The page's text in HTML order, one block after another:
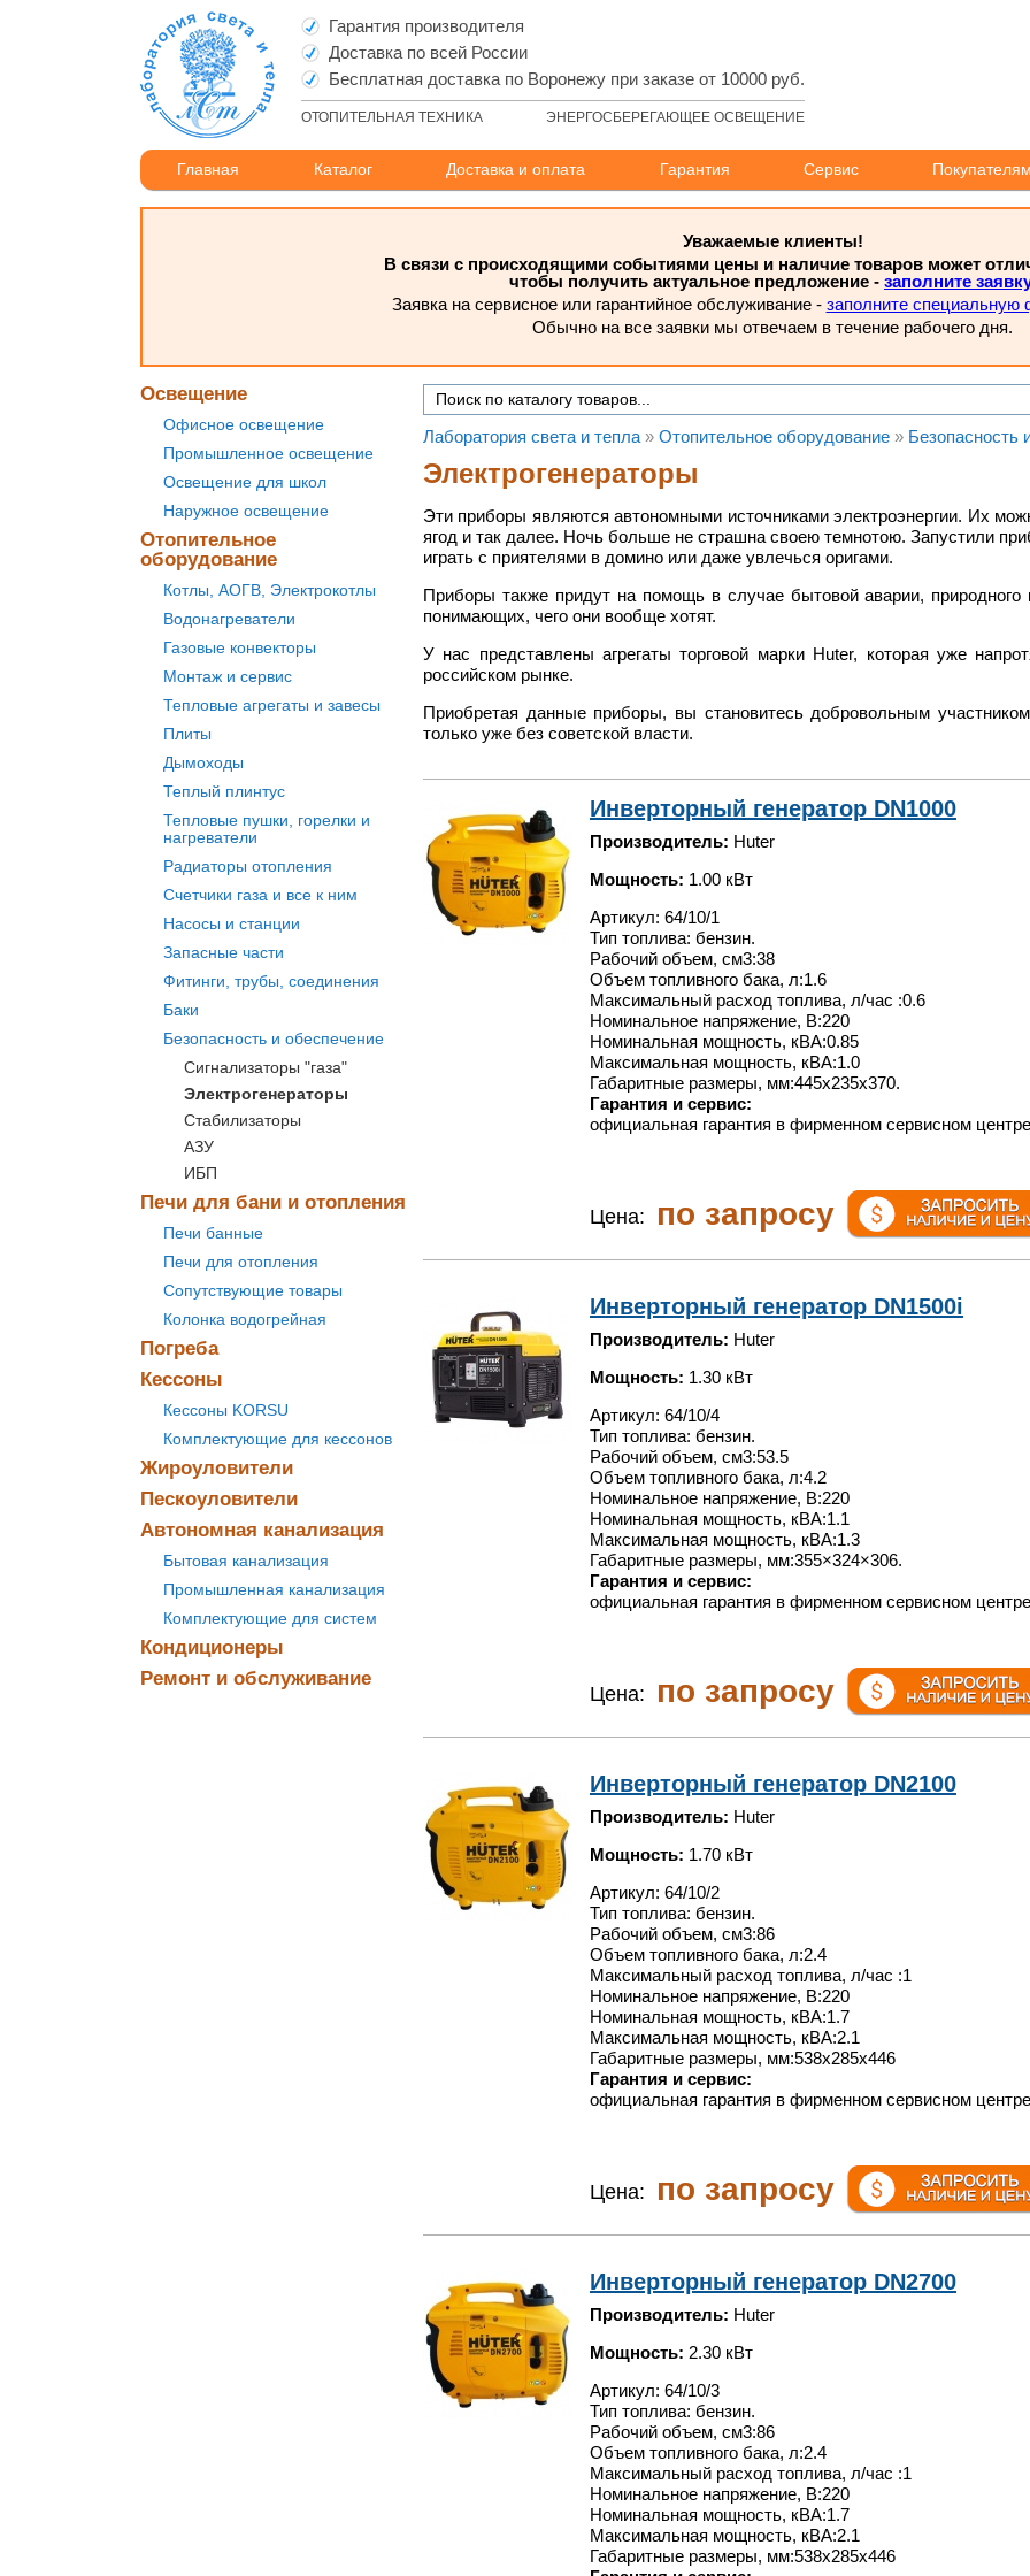
Гарантия производителя
Доставка по всей России
Бесплатная доставка по Воронежу при заказе от 10000 руб.
ОТОПИТЕЛЬНАЯ ТЕХНИКА ЭНЕРГОСБЕРЕГАЮЩЕЕ ОСВЕЩЕНИЕ
Главная Каталог Доставка и оплата Гарантия Сервис
Уважаемые клиенты!
В связи с происходящими событиями цены и наличие товаров может
чтобы получить актуальное предложение - заполните заявку
Заявка на сервисное или гарантийное обслуживание - заполните специальную
Обычно на все заявки мы отвечаем в течение рабочего дня.
Освещение
Офисное освещение
Промышленное освещение
Освещение для школ
Наружное освещение
Отопительное
оборудование
Котлы, АОГВ, Электрокотлы
Водонагреватели
Газовые конвекторы
Монтаж и сервис
Тепловые агрегаты и завесы
Плиты
Дымоходы
Теплый плинтус
Тепловые пушки, горелки и
нагреватели
Радиаторы отопления
Счетчики газа и все к ним
Насосы и станции
Запасные части
Фитинги, трубы, соединения
Баки
Безопасность и обеспечение
Сигнализаторы "газа"
Электрогенераторы
Стабилизаторы
АЗУ
ИБП
Печи для бани и отопления
Печи банные
Печи для отопления
Сопутствующие товары
Колонка водогрейная
Погреба
Кессоны
Кессоны KORSU
Комплектующие для кессонов
Жироуловители
Пескоуловители
Автономная канализация
Бытовая канализация
Промышленная канализация
Комплектующие для систем
Кондиционеры
Ремонт и обслуживание
Лаборатория света и тепла » Отопительное оборудование » Безопасность
Электрогенераторы
Эти приборы являются автономными источниками электроэнергии. Их
ягод и так далее. Ночь больше не страшна своею темнотою. Запустили
играть с приятелями в домино или даже увлечься оригами.
Приборы также придут на помощь в случае бытовой аварии, природного
понимающих, чего они вообще хотят.
У нас представлены агрегаты торговой марки Huter, которая уже
российском рынке.
Приобретая данные приборы, вы становитесь добровольным
только уже без советской власти.
Инверторный генератор DN1000
Производитель: Huter
Мощность: 1.00 кВт
Артикул: 64/10/1
Тип топлива: бензин.
Рабочий объем, см3:38
Объем топливного бака, л:1.6
Максимальный расход топлива, л/час :0.6
Номинальное напряжение, В:220
Номинальная мощность, кВА:0.85
Максимальная мощность, кВА:1.0
Габаритные размеры, мм:445х235х370.
Гарантия и сервис:
официальная гарантия в фирменном сервисном
Цена: по запросу
Инверторный генератор DN1500i
Производитель: Huter
Мощность: 1.30 кВт
Артикул: 64/10/4
Тип топлива: бензин.
Рабочий объем, см3:53.5
Объем топливного бака, л:4.2
Номинальное напряжение, В:220
Номинальная мощность, кВА:1.1
Максимальная мощность, кВА:1.3
Габаритные размеры, мм:355×324×306.
Гарантия и сервис:
официальная гарантия в фирменном сервисном
Цена: по запросу
Инверторный генератор DN2100
Производитель: Huter
Мощность: 1.70 кВт
Артикул: 64/10/2
Тип топлива: бензин.
Рабочий объем, см3:86
Объем топливного бака, л:2.4
Максимальный расход топлива, л/час :1
Номинальное напряжение, В:220
Номинальная мощность, кВА:1.7
Максимальная мощность, кВА:2.1
Габаритные размеры, мм:538х285х446
Гарантия и сервис:
официальная гарантия в фирменном сервисном
Цена: по запросу
Инверторный генератор DN2700
Производитель: Huter
Мощность: 2.30 кВт
Артикул: 64/10/3
Тип топлива: бензин.
Рабочий объем, см3:86
Объем топливного бака, л:2.4
Максимальный расход топлива, л/час :1
Номинальное напряжение, В:220
Номинальная мощность, кВА:1.7
Максимальная мощность, кВА:2.1
Габаритные размеры, мм:538х285х446